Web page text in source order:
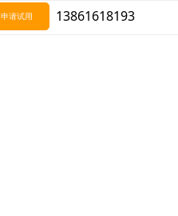
申请试用 13861618193